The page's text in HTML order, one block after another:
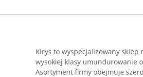
Kirys to wyspecjalizowany
wysokiej klasy umundurowanie
Asortyment firmy obejmuje